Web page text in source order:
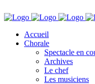
Accueil
Chorale
Spectacle en
Archives
Le chef
Les musiciens